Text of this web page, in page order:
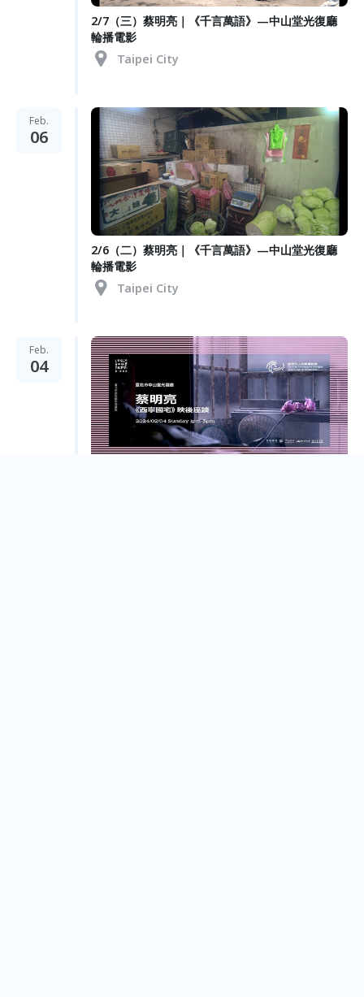
2/7（三）蔡明亮｜《千言萬語》—中山堂光復廳
輪播電影
Taipei City
Feb.
06
2/6（二）蔡明亮｜《千言萬語》—中山堂光復廳
輪播電影
Taipei City
Feb.
04